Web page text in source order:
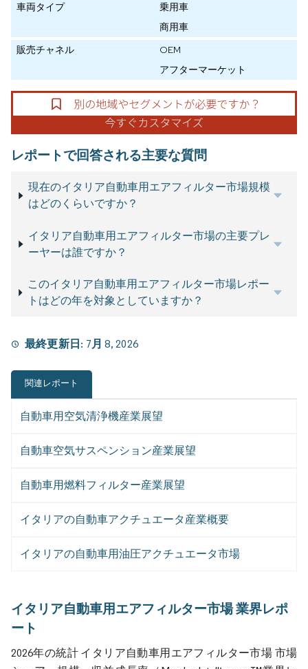
車両タイプ
乗用車
商用車
販売チャネル
OEM
アフターマーケット
レポートで回答される主要な質問
現在のイタリア自動車用エアフィルター市場規模
はどのくらいですか？
イタリア自動車用エアフィルター市場の主要プレ
ーヤーは誰ですか？
このイタリア自動車用エアフィルター市場レポー
トはどの年を対象としていますか？
最終更新日: 7月 8, 2026
関連レポート
自動車用空気清浄機産業展望
自動車空気サスペンション産業展望
自動車用燃料フィルター産業展望
イタリアの自動車アクチュエータ産業概要
イタリアの自動車用油圧アクチュエータ市場
イタリア自動車用エアフィルター市場 業界レポ
ート
2026年の統計 イタリア自動車用エアフィルター市場 市場